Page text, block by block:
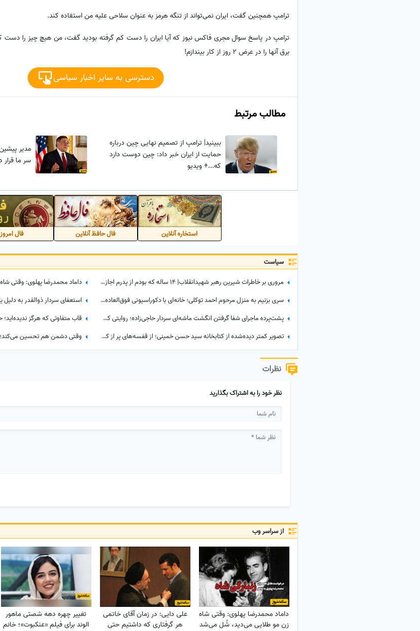
ترامپ همچنین گفت، ایران نمی‌تواند از تنگه هرمز به عنوان سلاحی علیه من استفاده کند.
ترامپ در پاسخ سوال مجری فاکس نیوز که آیا ایران را دست کم گرفته بودید گفت، من هیچ چیز را دست
برق آنها را در عرض 2 روز از کار بیندازم!
دسترسی به سایر اخبار سیاسی
مطالب مرتبط
ببینید| ترامپ از تصمیم نهایی چین درباره
حمایت از ایران خبر داد: چین دوست دارد
که...+ ویدیو
مدیر
سر ما قرار
استخاره آنلاین فال حافظ آنلاین فال امروز
سیاست
مروری بر خاطرات شیرین رهبر شهیدانقلاب| 14 ساله که بودم از پدرم اجازه می‌گرفتیم و با برادرم به ییلاق می‌رفتیم شب خسته برمی‌گشتیم و می‌خوابیدیم، پدرم ما را ...
سری بزنیم به منزل مرحوم احمد توکلی؛ خانه‌ای با دکوراسیونی فوق‌العاده ساده و مبلمانی قدیمی آراسته به گل و گیاه و شلف‌های دیواری پر از پتوس و گل گندمی+عکس
پشت‌پرده ماجرای شفا گرفتن انگشت ماشه‌ای سردار حاجی‌زاده؛ روایتی که دست‌به‌دست می‌شود
تصویر کمتر دیده‌شده از کتابخانه سید حسن خمینی؛ از قفسه‌های پر از کتاب تا قاب عکس رهبر شهید
نظرات
نظر خود را به اشتراک بگذارید
از سراسر وب
داماد محمدرضا پهلوی: وقتی شاه
زن مو طلایی می‌دید، شُل می‌شد
علی دایی: در زمان آقای خاتمی
هر گرفتاری‌ که داشتیم حتی
تغییر چهره دهه شصتی ماهور
الوند برای فیلم «عنکبوت»؛ خانم